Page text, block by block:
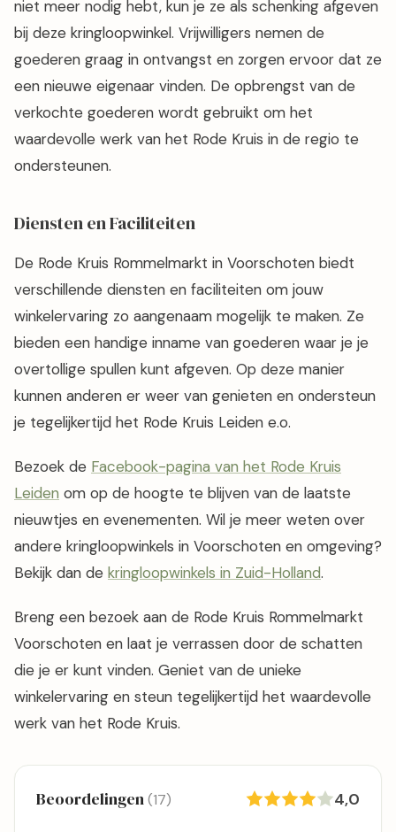
niet meer nodig hebt, kun je ze als schenking afgeven
bij deze kringloopwinkel. Vrijwilligers nemen de
goederen graag in ontvangst en zorgen ervoor dat ze
een nieuwe eigenaar vinden. De opbrengst van de
verkochte goederen wordt gebruikt om het
waardevolle werk van het Rode Kruis in de regio te
ondersteunen.
Diensten en Faciliteiten
De Rode Kruis Rommelmarkt in Voorschoten biedt
verschillende diensten en faciliteiten om jouw
winkelervaring zo aangenaam mogelijk te maken. Ze
bieden een handige inname van goederen waar je je
overtollige spullen kunt afgeven. Op deze manier
kunnen anderen er weer van genieten en ondersteun
je tegelijkertijd het Rode Kruis Leiden e.o.
Bezoek de Facebook-pagina van het Rode Kruis
Leiden om op de hoogte te blijven van de laatste
nieuwtjes en evenementen. Wil je meer weten over
andere kringloopwinkels in Voorschoten en omgeving?
Bekijk dan de kringloopwinkels in Zuid-Holland.
Breng een bezoek aan de Rode Kruis Rommelmarkt
Voorschoten en laat je verrassen door de schatten
die je er kunt vinden. Geniet van de unieke
winkelervaring en steun tegelijkertijd het waardevolle
werk van het Rode Kruis.
Beoordelingen(17) 4,0